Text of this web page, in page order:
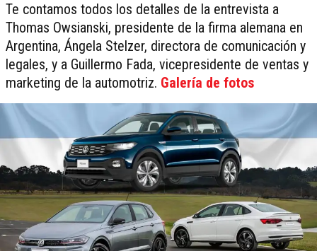
Te contamos todos los detalles de la entrevista a
Thomas Owsianski, presidente de la firma alemana en
Argentina, Ángela Stelzer, directora de comunicación y
legales, y a Guillermo Fada, vicepresidente de ventas y
marketing de la automotriz. Galería de fotos